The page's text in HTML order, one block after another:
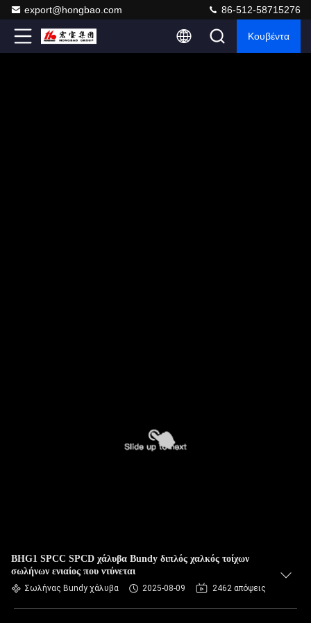
export@hongbao.com 86-512-58715276
Κουβέντα
BHG1 SPCC SPCD χάλυβα Bundy διπλός χαλκός τοίχων
σωλήνων ενιαίος που ντύνεται
Σωλήνας Bundy χάλυβα 2025-08-09 2462 απόψεις